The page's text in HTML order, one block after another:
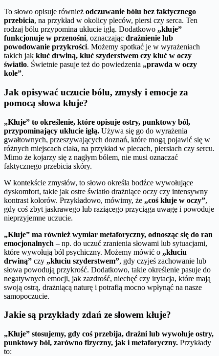
To słowo opisuje również odczuwanie bólu bez faktycznego
przebicia, na przykład w okolicy pleców, piersi czy serca. Ten
rodzaj bólu przypomina ukłucie igłą. Dodatkowo „kłuje”
funkcjonuje w przenośni, oznaczając drażnienie lub
powodowanie przykrości. Możemy spotkać je w wyrażeniach
takich jak kłuć drwiną, kłuć szyderstwem czy kłuć w oczy
światło. Świetnie pasuje też do powiedzenia „prawda w oczy
kole”.
Jak opisywać uczucie bólu, zmysły i emocje za
pomocą słowa kłuje?
„Kłuje” to określenie, które opisuje ostry, punktowy ból,
przypominający ukłucie igłą. Używa się go do wyrażenia
gwałtownych, przeszywających doznań, które mogą pojawić się w
różnych miejscach ciała, na przykład w plecach, piersiach czy sercu.
Mimo że kojarzy się z nagłym bólem, nie musi oznaczać
faktycznego przebicia skóry.
W kontekście zmysłów, to słowo określa bodźce wywołujące
dyskomfort, takie jak ostre światło drażniące oczy czy intensywny
kontrast kolorów. Przykładowo, mówimy, że „coś kłuje w oczy”,
gdy coś zbyt jaskrawego lub raziącego przyciąga uwagę i powoduje
nieprzyjemne uczucie.
„Kłuje” ma również wymiar metaforyczny, odnosząc się do ran
emocjonalnych – np. do uczuć zranienia słowami lub sytuacjami,
które wywołują ból psychiczny. Możemy mówić o „kłuciu
drwiną” czy „kłuciu szyderstwem”, gdy czyjeś zachowanie lub
słowa powodują przykrość. Dodatkowo, takie określenie pasuje do
negatywnych emocji, jak zazdrość, niechęć czy irytacja, które mają
swoją ostrą, drażniącą naturę i potrafią mocno wpłynąć na nasze
samopoczucie.
Jakie są przykłady zdań ze słowem kłuje?
„Kłuje” stosujemy, gdy coś przebija, drażni lub wywołuje ostry,
punktowy ból, zarówno fizyczny, jak i metaforyczny. Przykłady
to: